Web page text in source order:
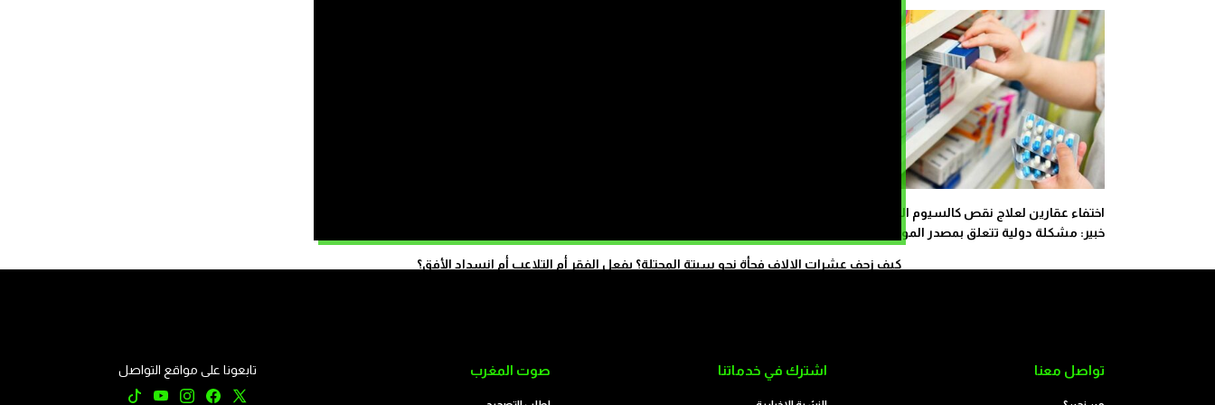
كيف زحف عشرات الالاف فجأة نحو سبتة المحتلة؟ بفعل الفقر أم التلاعب أم انسداد الأفق؟
اختفاء عقارين لعلاج نقص كالسيوم الدم من الصيدليات..
خبير: مشكلة دولية تتعلق بمصدر المواد الأولية
تواصل معنا اشترك في خدماتنا صوت المغرب تابعونا على مواقع التواصل